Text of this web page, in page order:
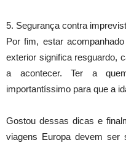
5. Segurança contra
Por fim, estar
exterior significa resguardo,
a acontecer. Ter a
importantíssimo para que a
Gostou dessas dicas e
viagens Europa devem ser